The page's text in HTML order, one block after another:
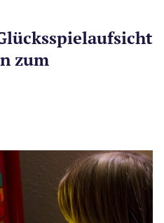
zum